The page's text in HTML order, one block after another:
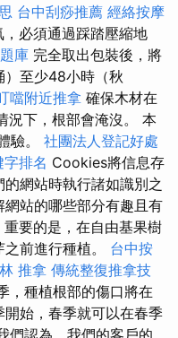
台中刮痧推薦 經絡按摩
必須通過踩踏壓縮地
庫 完全取出包裝後，將
）至少48小時（秋
噹附近推拿 確保木材在
況下，根部會淹沒。 本
驗。 社團法人登記好處
排名 Cookies將信息存
網站時執行諸如識別之
站的哪些部分有趣且有
重要的是，在自由基果樹
前進行種植。 台中按
推拿 傳統整復推拿技
，種植根部的傷口將在
始，春季就可以在春季
們認為，我們的客戶的